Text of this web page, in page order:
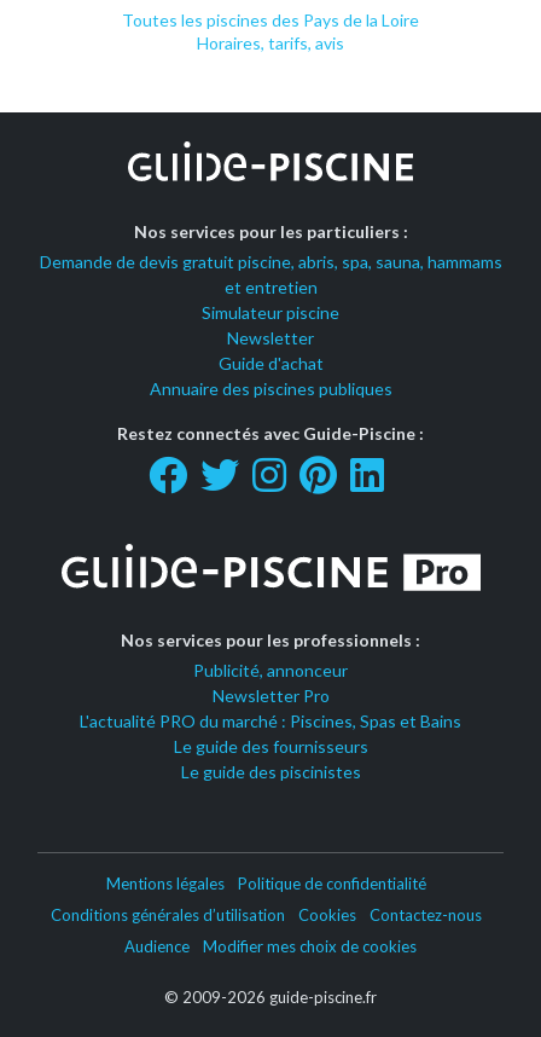
Toutes les piscines des Pays de la Loire
Horaires, tarifs, avis
Nos services pour les particuliers :
Demande de devis gratuit piscine, abris, spa, sauna, hammams
et entretien
Simulateur piscine
Newsletter
Guide d'achat
Annuaire des piscines publiques
Restez connectés avec Guide-Piscine :
Nos services pour les professionnels :
Publicité, annonceur
Newsletter Pro
L'actualité PRO du marché : Piscines, Spas et Bains
Le guide des fournisseurs
Le guide des piscinistes
Mentions légales
Politique de confidentialité
Conditions générales d’utilisation
Cookies
Contactez-nous
Audience
Modifier mes choix de cookies
© 2009-2026 guide-piscine.fr